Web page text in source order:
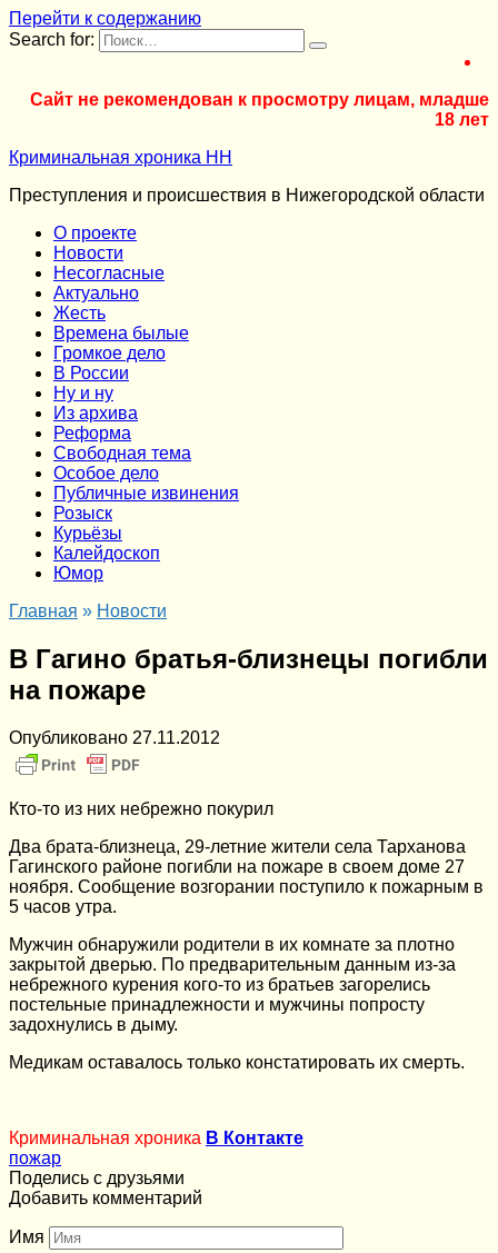
Перейти к содержанию
Search for:
Сайт не рекомендован к просмотру лицам, младше
18 лет
Криминальная хроника НН
Преступления и происшествия в Нижегородской области
О проекте
Новости
Несогласные
Актуально
Жесть
Времена былые
Громкое дело
В России
Ну и ну
Из архива
Реформа
Cвободная тема
Особое дело
Публичные извинения
Розыск
Курьёзы
Калейдоскоп
Юмор
Главная » Новости
В Гагино братья-близнецы погибли
на пожаре
Опубликовано 27.11.2012
Кто-то из них небрежно покурил
Два брата-близнеца, 29-летние жители села Тарханова
Гагинского районе погибли на пожаре в своем доме 27
ноября. Сообщение возгорании поступило к пожарным в
5 часов утра.
Мужчин обнаружили родители в их комнате за плотно
закрытой дверью. По предварительным данным из-за
небрежного курения кого-то из братьев загорелись
постельные принадлежности и мужчины попросту
задохнулись в дыму.
Медикам оставалось только констатировать их смерть.
Криминальная хроника В Контакте
пожар
Поделись с друзьями
Добавить комментарий
Имя